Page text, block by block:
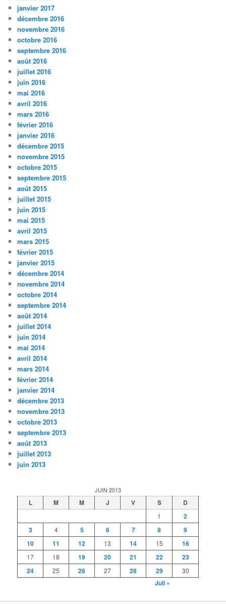
janvier 2017
décembre 2016
novembre 2016
octobre 2016
septembre 2016
août 2016
juillet 2016
juin 2016
mai 2016
avril 2016
mars 2016
février 2016
janvier 2016
décembre 2015
novembre 2015
octobre 2015
septembre 2015
août 2015
juillet 2015
juin 2015
mai 2015
avril 2015
mars 2015
février 2015
janvier 2015
décembre 2014
novembre 2014
octobre 2014
septembre 2014
août 2014
juillet 2014
juin 2014
mai 2014
avril 2014
mars 2014
février 2014
janvier 2014
décembre 2013
novembre 2013
octobre 2013
septembre 2013
août 2013
juillet 2013
juin 2013
JUIN 2013
L M M J V S D
1
2
3
4 5 6 7 8
9
10
11 12 13 14 15 16
17 18 19 20 21 22
23
24
25 26 27 28 29 30
Juil »